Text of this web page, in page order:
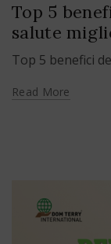
Top 5
salute
Top 5 benefici
Read More